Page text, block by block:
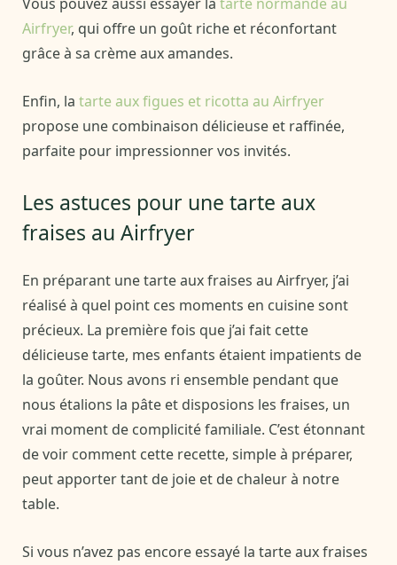
Airfryer, qui offre un goût riche et réconfortant
grâce à sa crème aux amandes.
Enfin, la tarte aux figues et ricotta au Airfryer
propose une combinaison délicieuse et raffinée,
parfaite pour impressionner vos invités.
Les astuces pour une tarte aux
fraises au Airfryer
En préparant une tarte aux fraises au Airfryer, j’ai
réalisé à quel point ces moments en cuisine sont
précieux. La première fois que j’ai fait cette
délicieuse tarte, mes enfants étaient impatients de
la goûter. Nous avons ri ensemble pendant que
nous étalions la pâte et disposions les fraises, un
vrai moment de complicité familiale. C’est étonnant
de voir comment cette recette, simple à préparer,
peut apporter tant de joie et de chaleur à notre
table.
Si vous n’avez pas encore essayé la tarte aux fraises